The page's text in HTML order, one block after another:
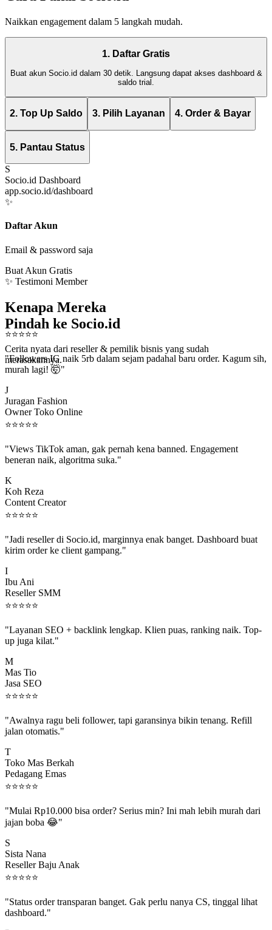
Naikkan engagement dalam 5 langkah mudah.
1. Daftar Gratis
Buat akun Socio.id dalam 30 detik. Langsung dapat akses dashboard &
saldo trial.
2. Top Up Saldo 3. Pilih Layanan 4. Order & Bayar
5. Pantau Status
S
Socio.id Dashboard
app.socio.id/dashboard
✨
Daftar Akun
Email & password saja
Buat Akun Gratis
✨ Testimoni Member
Kenapa Mereka
Pindah ke Socio.id
Cerita nyata dari reseller & pemilik bisnis yang sudah
merasakannya.
⭐⭐⭐⭐⭐
"Followers IG naik 5rb dalam sejam padahal baru order. Kagum sih,
murah lagi! 🤯"
Juragan Fashion
Owner Toko Online
⭐⭐⭐⭐ ⭐
beneran naik, algoritma suka."
Koh Reza
Content Creator
⭐⭐⭐⭐⭐
kirim order ke client gampang."
Ibu Ani
Reseller SMM
⭐⭐⭐⭐⭐
up juga kilat."
Mas Tio
Jasa SEO
⭐⭐⭐⭐⭐
jalan otomatis."
Toko Mas Berkah
Pedagang Emas
⭐⭐⭐⭐⭐
jajan boba 😂"
Sista Nana
Reseller Baju Anak
⭐⭐⭐⭐⭐
dashboard."